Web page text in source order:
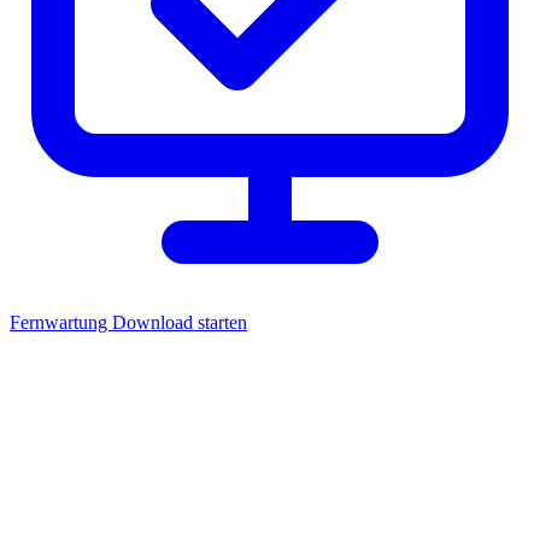
Fernwartung Download starten